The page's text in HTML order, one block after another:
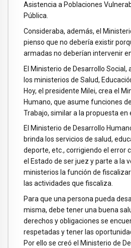
Asistencia a Poblaciones
Pública.
Consideraba, además, el
pienso que no debería existir
armadas no deberían intervenir
El Ministerio de Desarrollo
los ministerios de Salud,
Hoy, el presidente Milei, crea el
Humano, que asume funciones
Trabajo, similar a la propuesta en
El Ministerio de Desarrollo
brinda los servicios de salud,
deporte, etc., corrigiendo el error
el Estado de ser juez y parte a la
ministerios la función de
las actividades que fiscaliza.
Para que una persona pueda
misma, debe tener una buena
derechos y obligaciones se
respetadas y tener las
Por ello se creó el Ministerio de